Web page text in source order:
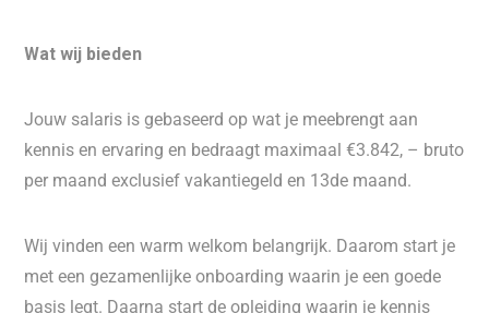
Wat wij bieden
Jouw salaris is gebaseerd op wat je meebrengt aan
kennis en ervaring en bedraagt maximaal €3.842, – bruto
per maand exclusief vakantiegeld en 13de maand.
Wij vinden een warm welkom belangrijk. Daarom start je
met een gezamenlijke onboarding waarin je een goede
basis legt. Daarna start de opleiding waarin je kennis